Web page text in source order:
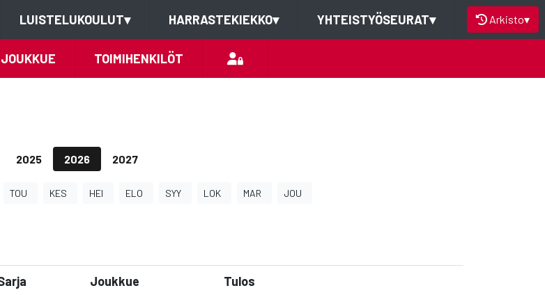
LUISTELUKOULUT▾ HARRASTEKIEKKO▾ YHTEISTYÖSEURAT▾ Arkisto▾
JOUKKUE TOIMIHENKILÖT
2025 2026 2027
TOU KES HEI ELO SYY LOK MAR JOU
Joukkue Tulos